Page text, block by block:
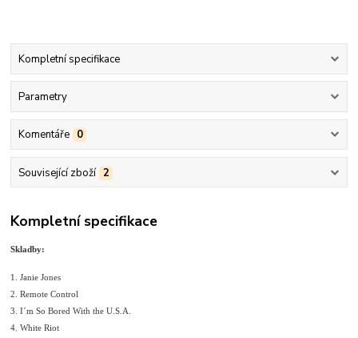
Kompletní specifikace
Parametry
Komentáře 0
Související zboží 2
Kompletní specifikace
Skladby:
1. Janie Jones
2. Remote Control
3. I´m So Bored With the U.S.A.
4. White Riot